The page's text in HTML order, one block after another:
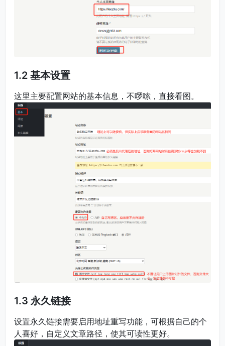
1.2 基本设置
这里主要配置网站的基本信息，不啰嗦，直接看图。
1.3 永久链接
设置永久链接需要启用地址重写功能，可根据自己的个
人喜好，自定义文章路径，使其可读性更好。